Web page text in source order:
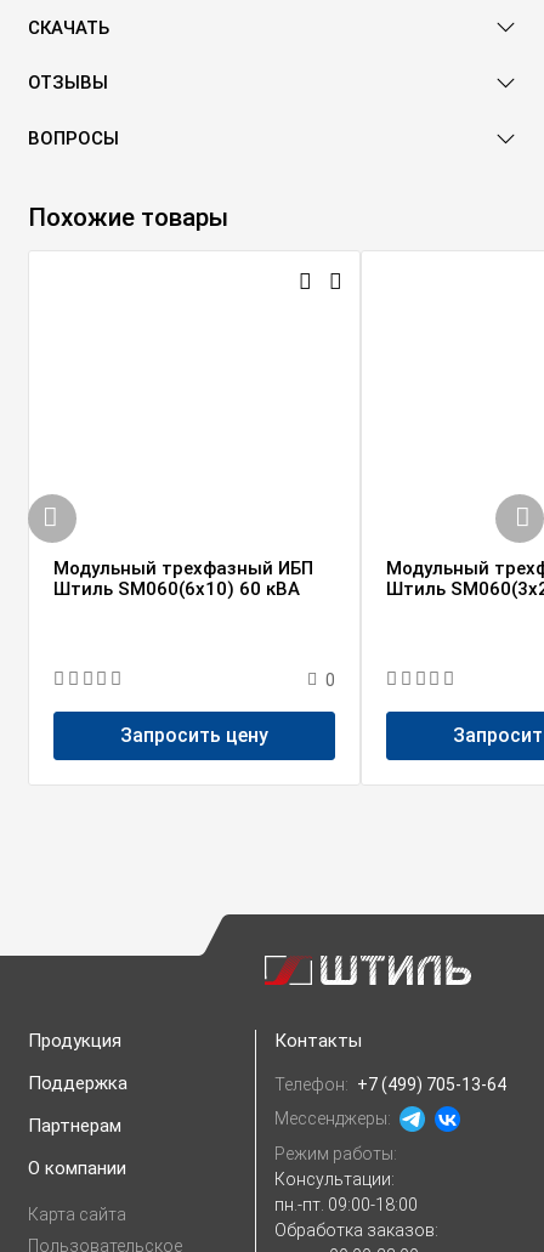
СКАЧАТЬ
ОТЗЫВЫ
ВОПРОСЫ
Похожие товары
Модульный трехфазный ИБП
Штиль SM060(6x10) 60 кВА
0
Запросить цену
Модульный
Штиль
Продукция
Поддержка
Партнерам
О компании
Карта сайта
Пользовательское
Контакты
Телефон: +7 (499) 705-13-64
Мессенджеры:
Режим работы:
Консультации:
пн.-пт. 09:00-18:00
Обработка заказов: